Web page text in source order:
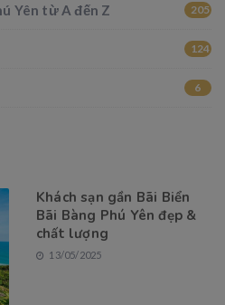
Yên từ A đến Z 205
124
6
Khách sạn gần Bãi Biển
Bãi Bàng Phú Yên đẹp &
chất lượng
13/05/2025